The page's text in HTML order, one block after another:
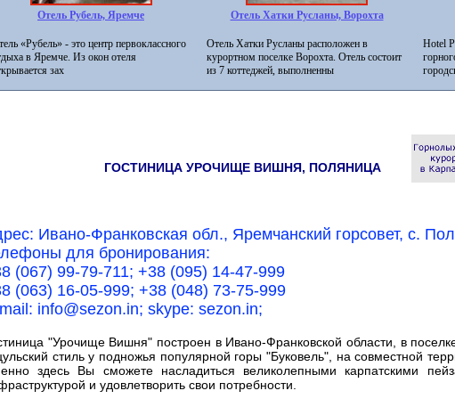
Отель Рубель, Яремче
«Рубель» - это центр первоклассного
в Яремче. Из окон отеля
зах
Отель Хатки Русланы, Ворохта
Отель Хатки Русланы расположен в
курортном поселке Ворохта. Отель состоит
из 7 коттеджей, выполненны
Hotel
ГОСТИНИЦА УРОЧИЩЕ ВИШНЯ, ПОЛЯНИЦА
Ивано-Франковская обл., Яремчанский горсовет, с.
для бронирования:
(067) 99-79-711; +38 (095) 14-47-999
(063) 16-05-999; +38 (048) 73-75-999
info@sezon.in; skype: sezon.in;
"Урочище Вишня" построен в Ивано-Франковской области, в
стиль у подножья популярной горы "Буковель", на совместной
здесь Вы сможете насладиться великолепными карпатскими
и удовлетворить свои потребности.